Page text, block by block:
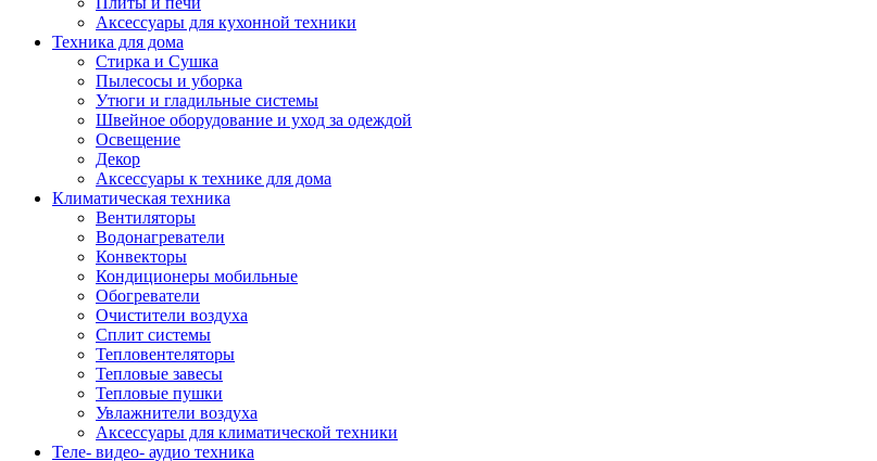
Аксессуары для кухонной техники
Техника для дома
Стирка и Сушка
Пылесосы и уборка
Утюги и гладильные системы
Швейное оборудование и уход за одеждой
Освещение
Декор
Аксессуары к технике для дома
Климатическая техника
Вентиляторы
Водонагреватели
Конвекторы
Кондиционеры мобильные
Обогреватели
Очистители воздуха
Сплит системы
Тепловентеляторы
Тепловые завесы
Тепловые пушки
Увлажнители воздуха
Аксессуары для климатической техники
Теле- видео- аудио техника